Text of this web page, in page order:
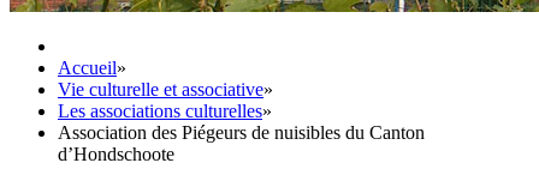
Accueil»
Vie culturelle et associative»
Les associations culturelles»
Association des Piégeurs de nuisibles du Canton
d’Hondschoote